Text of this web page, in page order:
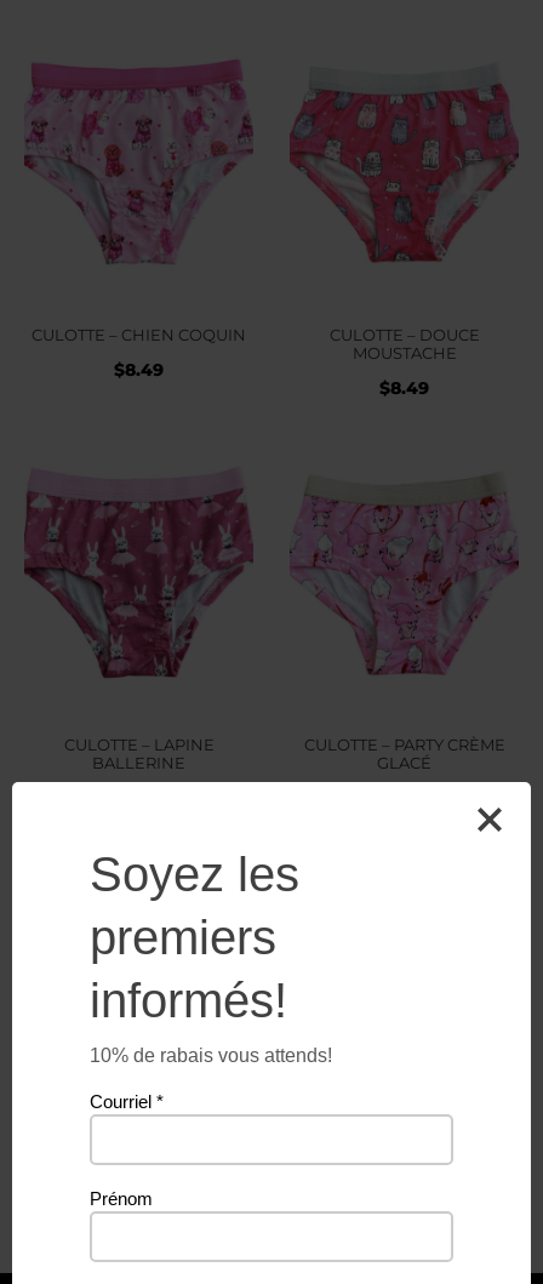
CULOTTE – CHIEN COQUIN
$8.49
CULOTTE – DOUCE
MOUSTACHE
$8.49
CULOTTE – LAPINE
BALLERINE
CULOTTE – PARTY CRÈME
GLACÉ
$8.49
Soyez les
premiers
informés!
10% de rabais vous attends!
Courriel *
Prénom